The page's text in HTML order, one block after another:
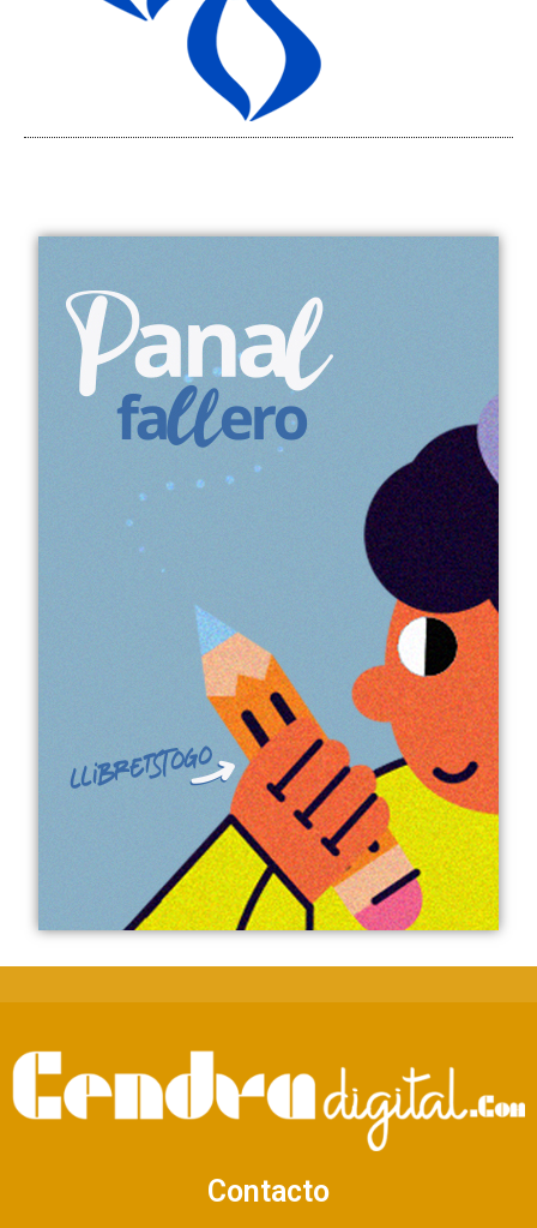
Contacto